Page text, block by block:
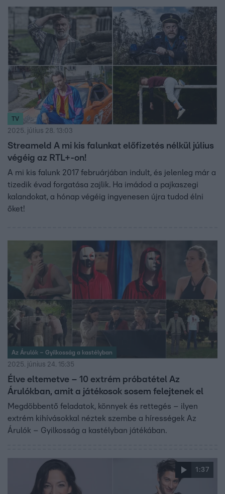
TV
2025. július 28. 13:03
Streameld A mi kis falunkat előfizetés nélkül július
végéig az RTL+-on!
A mi kis falunk 2017 februárjában indult, és jelenleg már a
tizedik évad forgatása zajlik. Ha imádod a pajkaszegi
kalandokat, a hónap végéig ingyenesen újra tudod élni
őket!
Az Árulók – Gyilkosság a kastélyban
2025. június 24. 15:35
Élve eltemetve – 10 extrém próbatétel Az
Árulókban, amit a játékosok sosem felejtenek el
Megdöbbentő feladatok, könnyek és rettegés – ilyen
extrém kihívásokkal néztek szembe a hírességek Az
Árulók – Gyilkosság a kastélyban játékában.
1:37